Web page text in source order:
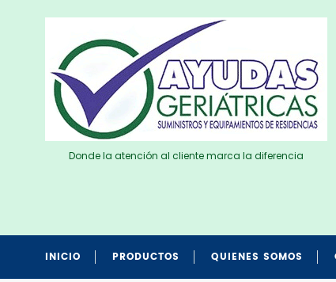
Donde la atención al cliente marca la diferencia
INICIO PRODUCTOS QUIENES SOMOS